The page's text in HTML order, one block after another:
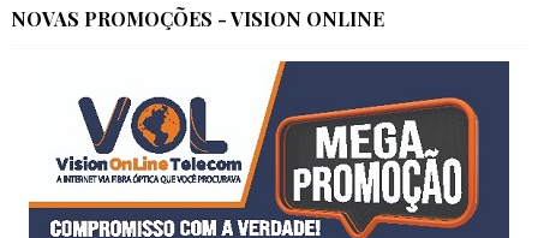
NOVAS PROMOÇÕES - VISION ONLINE